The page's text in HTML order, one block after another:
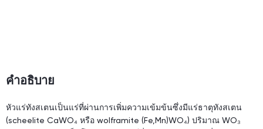
คำอธิบาย
หัวแร่ทังสเตนเป็นแร่ที่ผ่านการเพิ่มความเข้มข้นซึ่งมีแร่ธาตุทังสเตน
(scheelite CaWO₄ หรือ wolframite (Fe,Mn)WO₄) ปริมาณ WO₃